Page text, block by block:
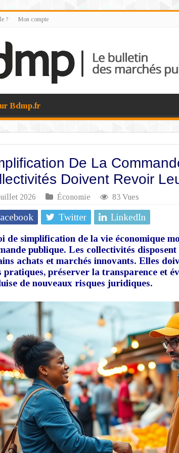
? Mon compte
Bdmp.fr
De La
Doivent Revoir
2026 Économie 83 Vues
Twitter
LinkedIn
de simplification de la vie économique
publique. Les collectivités
achats et marchés innovants. Elles
pratiques, préserver la transparence et
de nouveaux risques juridiques.